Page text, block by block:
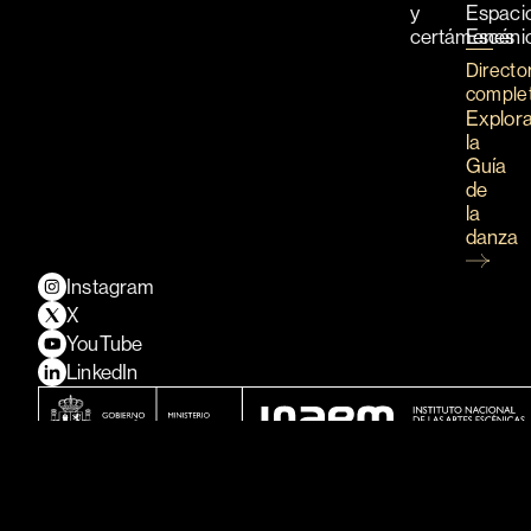
y
certámenes
la
Guía
de
la
danza
Instagram
X
YouTube
LinkedIn